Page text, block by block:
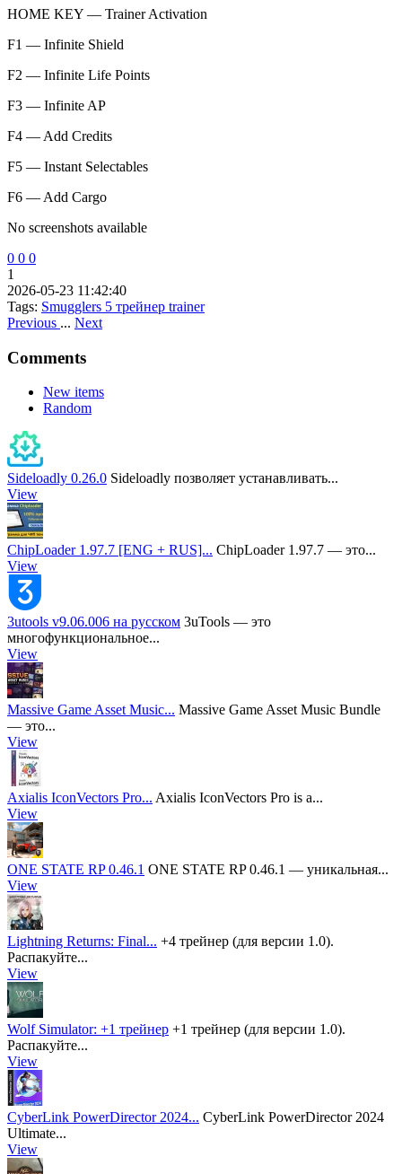
HOME KEY — Trainer Activation
F1 — Infinite Shield
F2 — Infinite Life Points
F3 — Infinite AP
F4 — Add Credits
F5 — Instant Selectables
F6 — Add Cargo
No screenshots available
0 0 0
1
2026-05-23 11:42:40
Tags: Smugglers 5 трейнер trainer
Previous ... Next
Comments
New items
Random
Sideloadly 0.26.0 Sideloadly позволяет устанавливать...
View
ChipLoader 1.97.7 [ENG + RUS]... ChipLoader 1.97.7 — это...
View
3utools v9.06.006 на русском 3uTools — это
многофункциональное...
View
Massive Game Asset Music... Massive Game Asset Music Bundle
— это...
View
Axialis IconVectors Pro... Axialis IconVectors Pro is a...
View
ONE STATE RP 0.46.1 ONE STATE RP 0.46.1 — уникальная...
View
Lightning Returns: Final... +4 трейнер (для версии 1.0).
Распакуйте...
View
Wolf Simulator: +1 трейнер +1 трейнер (для версии 1.0).
Распакуйте...
View
CyberLink PowerDirector 2024... CyberLink PowerDirector 2024
Ultimate...
View